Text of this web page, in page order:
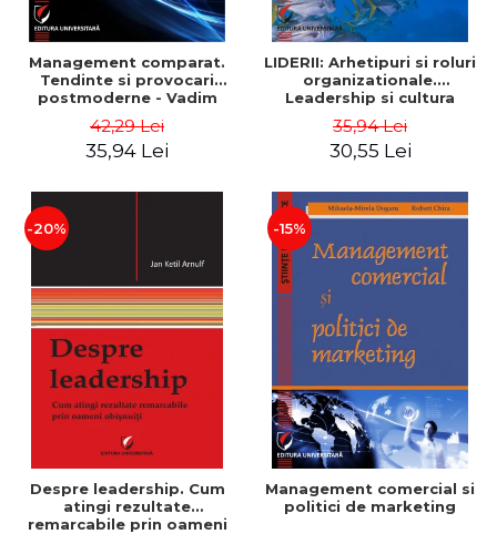
Management comparat.
Tendinte si provocari
postmoderne - Vadim
42,29 Lei
35,94 Lei
LIDERII: Arhetipuri si roluri
organizationale.
Leadership si cultura
Dumitrascu
35,94 Lei
30,55 Lei
-20%
Despre leadership. Cum
atingi rezultate
remarcabile prin oameni
-15%
Management comercial si
politici de marketing